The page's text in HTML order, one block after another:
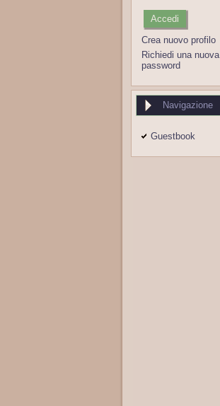
Crea nuovo profilo
Richiedi una nuova
password
Navigazione
Guestbook